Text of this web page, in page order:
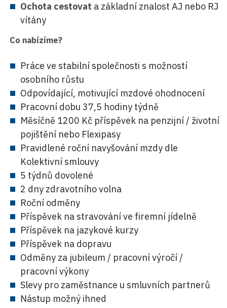
Ochota cestovat a základní znalost AJ nebo RJ
vítány
Co nabízíme?
Práce ve stabilní společnosti s možností
osobního růstu
Odpovídající, motivující mzdové ohodnocení
Pracovní dobu 37,5 hodiny týdně
Měsíčně 1200 Kč příspěvek na penzijní / životní
pojištění nebo Flexipasy
Pravidlené roční navyšování mzdy dle
Kolektivní smlouvy
5 týdnů dovolené
2 dny zdravotního volna
Roční odměny
Příspěvek na stravování ve firemní jídelně
Příspěvek na jazykové kurzy
Příspěvek na dopravu
Odměny za jubileum / pracovní výročí /
pracovní výkony
Slevy pro zaměstnance u smluvních partnerů
Nástup možný ihned